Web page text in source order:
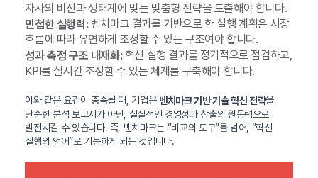
자사의 비전과 생태계에 맞는 맞춤형 전략을 도출해야 합니다.
민첩한 실행력:벤치마크 결과를 기반으로 한 실행 계획은 시장
흐름에 따라 유연하게 조정할 수 있는 구조여야 합니다.
성과 측정 구조 내재화:혁신 실행 결과를 정기적으로 점검하고,
KPI를 실시간 조정할 수 있는 체계를 구축해야 합니다.
이와 같은 요건이 충족될 때, 기업은 벤치마크 기반 기술 혁신 전략을
단순한 분석 보고서가 아닌, 실질적인 경영성과 창출의 원동력으로
발전시킬 수 있습니다. 즉, 벤치마크는 “비교의 도구”를 넘어, “혁신
실행의 언어”로 기능하게 되는 것입니다.